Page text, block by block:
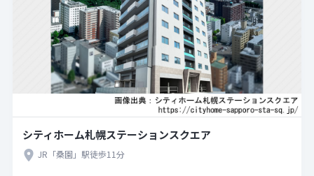
シティホーム札幌ステーションスクエア
JR「桑園」駅徒歩11分